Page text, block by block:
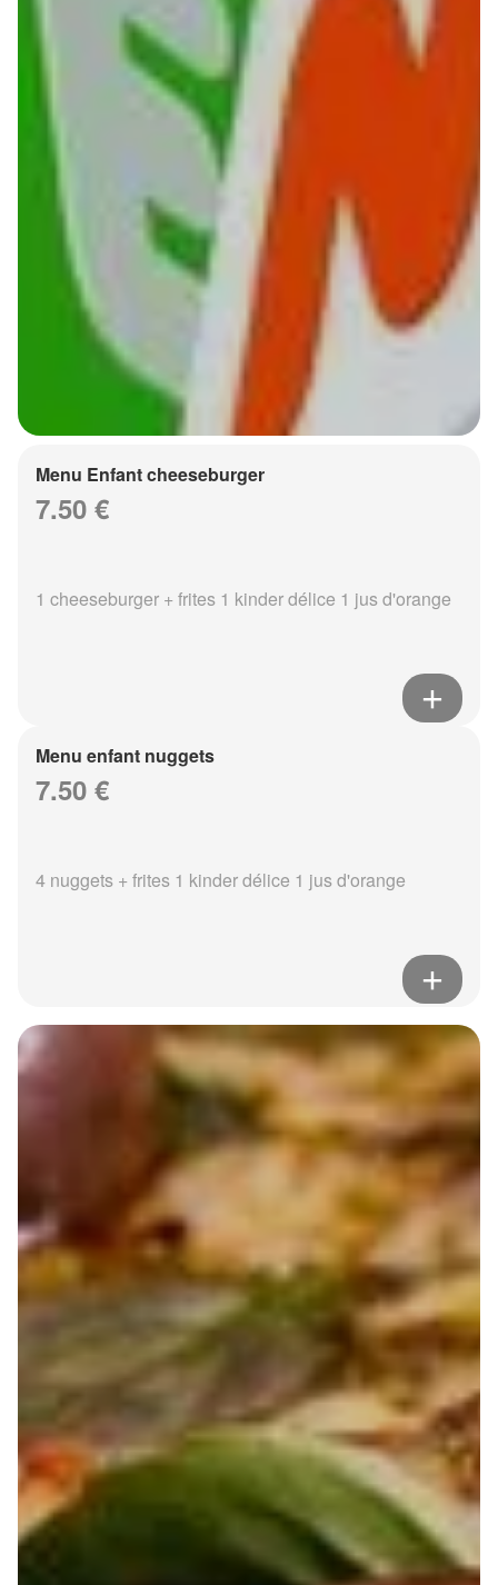
Menu Enfant cheeseburger
7.50 €
1 cheeseburger + frites 1 kinder délice 1 jus d'orange
Menu enfant nuggets
7.50 €
4 nuggets + frites 1 kinder délice 1 jus d'orange